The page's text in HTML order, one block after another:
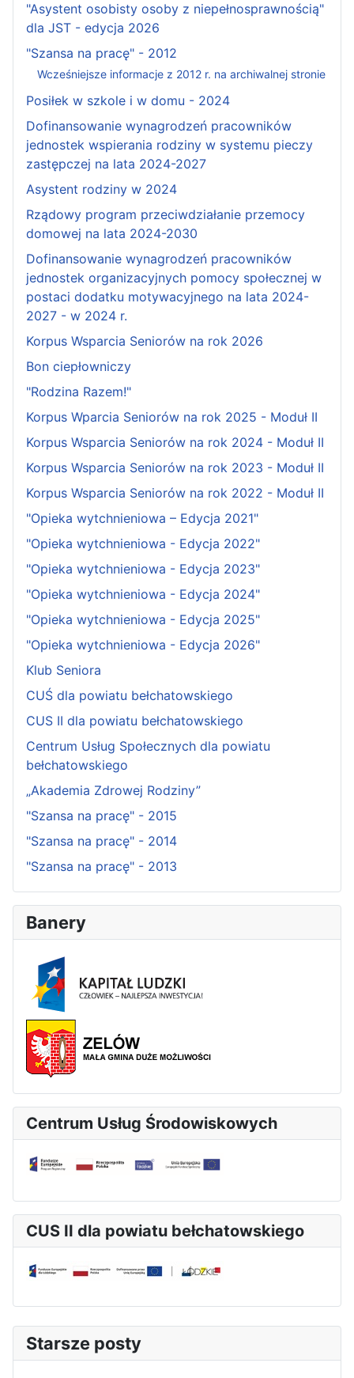
"Asystent osobisty osoby z niepełnosprawnością"
dla JST - edycja 2026
"Szansa na pracę" - 2012
Wcześniejsze informacje z 2012 r. na archiwalnej stronie
Posiłek w szkole i w domu - 2024
Dofinansowanie wynagrodzeń pracowników
jednostek wspierania rodziny w systemu pieczy
zastępczej na lata 2024-2027
Asystent rodziny w 2024
Rządowy program przeciwdziałanie przemocy
domowej na lata 2024-2030
Dofinansowanie wynagrodzeń pracowników
jednostek organizacyjnych pomocy społecznej w
postaci dodatku motywacyjnego na lata 2024-
2027 - w 2024 r.
Korpus Wsparcia Seniorów na rok 2026
Bon ciepłowniczy
"Rodzina Razem!"
Korpus Wparcia Seniorów na rok 2025 - Moduł II
Korpus Wsparcia Seniorów na rok 2024 - Moduł II
Korpus Wsparcia Seniorów na rok 2023 - Moduł II
Korpus Wsparcia Seniorów na rok 2022 - Moduł II
"Opieka wytchnieniowa – Edycja 2021"
"Opieka wytchnieniowa - Edycja 2022"
"Opieka wytchnieniowa - Edycja 2023"
"Opieka wytchnieniowa - Edycja 2024"
"Opieka wytchnieniowa - Edycja 2025"
"Opieka wytchnieniowa - Edycja 2026"
Klub Seniora
CUŚ dla powiatu bełchatowskiego
CUS II dla powiatu bełchatowskiego
Centrum Usług Społecznych dla powiatu
bełchatowskiego
„Akademia Zdrowej Rodziny”
"Szansa na pracę" - 2015
"Szansa na pracę" - 2014
"Szansa na pracę" - 2013
Banery
Centrum Usług Środowiskowych
CUS II dla powiatu bełchatowskiego
Starsze posty